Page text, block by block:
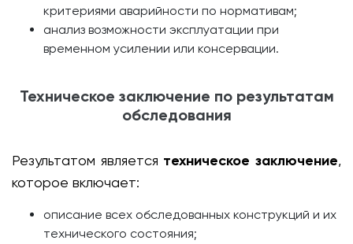
критериями аварийности по нормативам;
анализ возможности эксплуатации при
временном усилении или консервации.
Техническое заключение по результатам
обследования
Результатом является техническое заключение,
которое включает:
описание всех обследованных конструкций и их
технического состояния;